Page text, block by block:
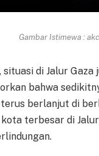
Gambar Istimewa :
di Jalur
bahwa
berlanjut di
terbesar di